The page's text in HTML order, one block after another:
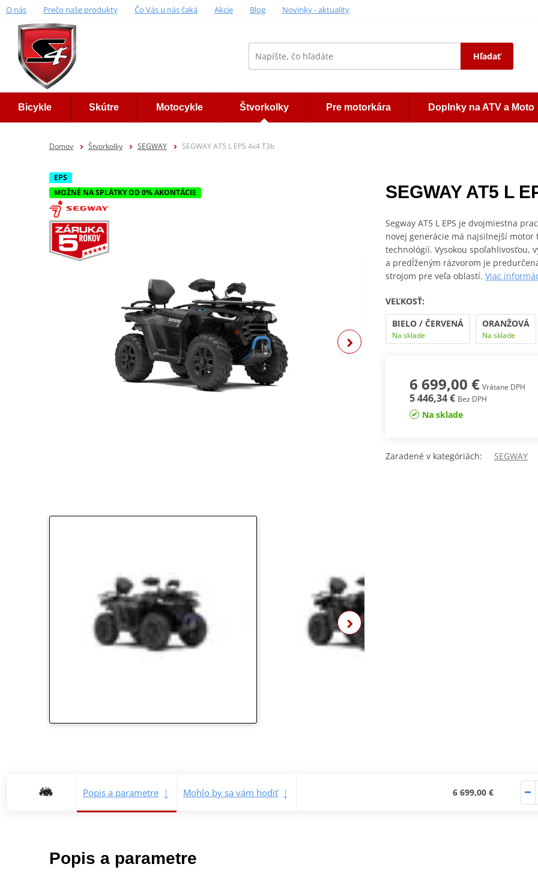
O nás Prečo naše produkty Čo Vás u nás čaká Akcie Blog Novinky - aktuality
Hľadať
Bicykle Skútre Motocykle Štvorkolky Pre motorkára Doplnky na ATV a Moto
Domov Štvorkolky SEGWAY SEGWAY AT5 L EPS 4x4 T3b
EPS
MOŽNÉ NA SPLÁTKY OD 0% AKONTÁCIE
SEGWAY AT5 L
Segway AT5 L EPS je dvojmiestna
novej generácie má najsilnejší
technológií. Vysokou spoľahlivosťou,
a predĺženým rázvorom je
strojom pre veľa oblastí. Viac
VEĽKOSŤ:
BIELO / ČERVENÁ
Na sklade
ORANŽOVÁ
Na sklade
6 699,00 € Vrátane DPH
5 446,34 € Bez DPH
Na sklade
Zaradené v kategóriách: SEGWAY
Popis a parametre Mohlo by sa vám hodiť 6 699,00 €
Popis a parametre